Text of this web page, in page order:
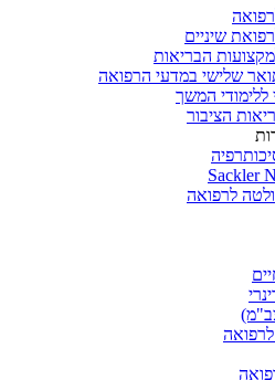
שיניים
הבריאות
שלישי במדעי הרפואה
המשך
הציבור
Sackler
לרפואה